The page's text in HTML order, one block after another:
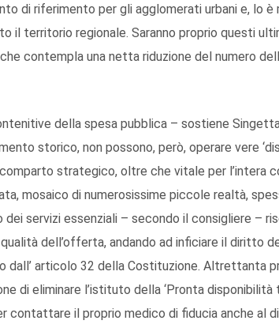
di riferimento per gli agglomerati urbani e, lo
il territorio regionale. Saranno proprio questi
contempla una netta riduzione del numero
della spesa pubblica – sostiene
storico, non possono, però, operare vere
strategico, oltre che vitale per l’intera
mosaico di numerosissime piccole realtà,
dei servizi essenziali – secondo il consigliere –
qualità dell’offerta, andando ad inficiare il diritto
dall’ articolo 32 della Costituzione. Altrettanta
di eliminare l’istituto della ‘Pronta
contattare il proprio medico di fiducia anche al di